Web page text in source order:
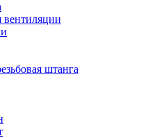
вентиляции
штанга